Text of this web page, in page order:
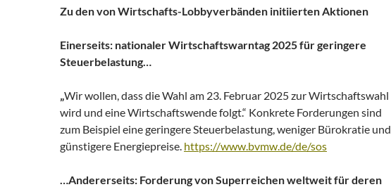
Zu den von Wirtschafts-Lobbyverbänden initiierten Aktionen
Einerseits: nationaler Wirtschaftswarntag 2025 für geringere
Steuerbelastung…
„Wir wollen, dass die Wahl am 23. Februar 2025 zur Wirtschaftswahl
wird und eine Wirtschaftswende folgt.“ Konkrete Forderungen sind
zum Beispiel eine geringere Steuerbelastung, weniger Bürokratie und
günstigere Energiepreise. https://www.bvmw.de/de/sos
…Andererseits: Forderung von Superreichen weltweit für deren